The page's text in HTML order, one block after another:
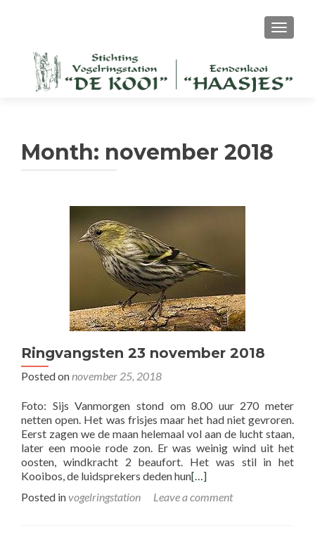
Month: november 2018
Ringvangsten 23 november 2018
Posted onnovember 25, 2018
Foto: Sijs Vanmorgen stond om 8.00 uur 270 meter
netten open. Het was frisjes maar het had niet gevroren.
Eerst zagen we de maan helemaal vol aan de lucht staan,
later een mooie rode zon. Er was weinig wind uit het
oosten, windkracht 2 beaufort. Het was stil in het
Kooibos, de luidsprekers deden hun[…]
Posted invogelringstation Leave a comment